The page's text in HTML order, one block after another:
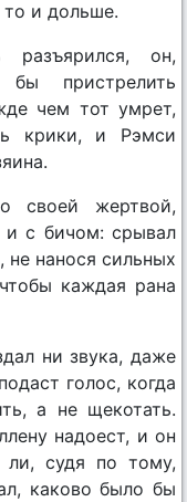
то и дольше.
он,
пристрелить
чем тот умрет,
крики, и Рэмси
своей жертвой,
и с бичом: срывал
не нанося сильных
каждая рана
ни звука, даже
голос, когда
а не щекотать.
надоест, и он
ли, судя по тому,
каково было бы